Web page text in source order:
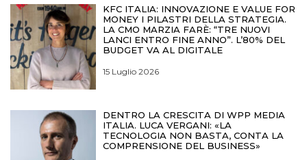
KFC ITALIA: INNOVAZIONE E VALUE FOR
MONEY I PILASTRI DELLA STRATEGIA.
LA CMO MARZIA FARÈ: “TRE NUOVI
LANCI ENTRO FINE ANNO”. L’80% DEL
BUDGET VA AL DIGITALE
15 Luglio 2026
DENTRO LA CRESCITA DI WPP MEDIA
ITALIA. LUCA VERGANI: «LA
TECNOLOGIA NON BASTA, CONTA LA
COMPRENSIONE DEL BUSINESS»